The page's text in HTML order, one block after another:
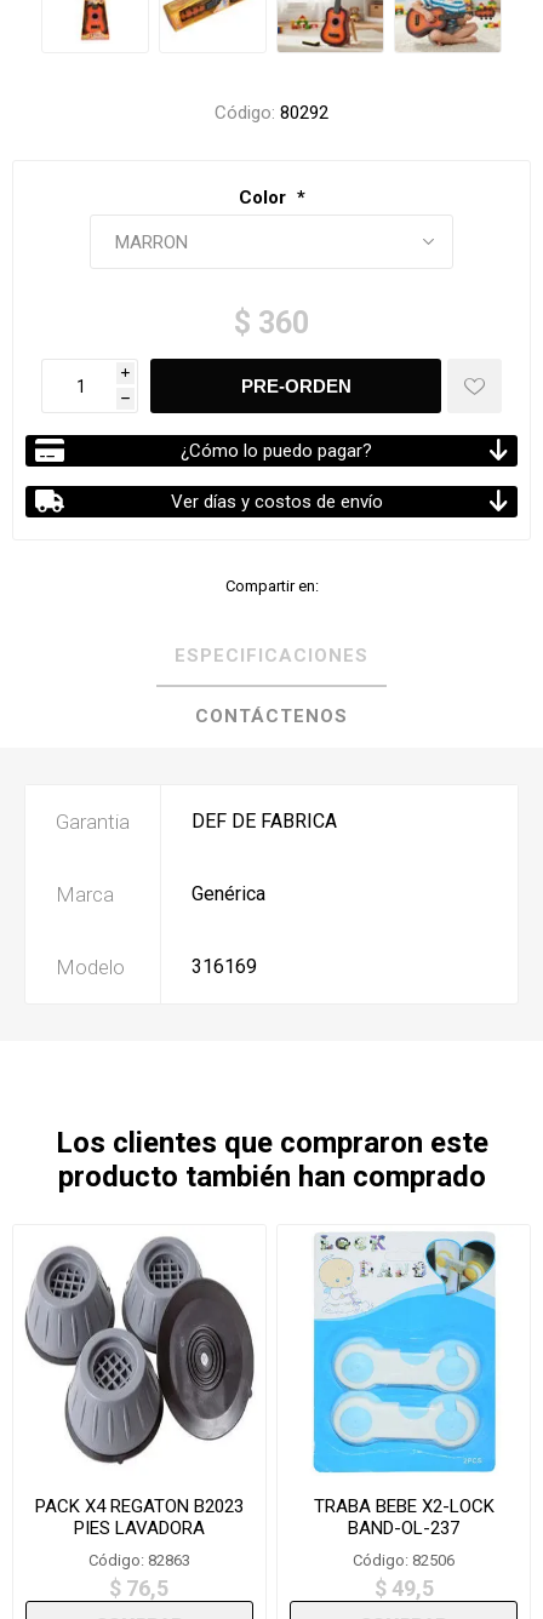
Código: 80292
Color *
$ 360
i
h
¿Cómo lo puedo pagar?
Ver días y costos de envío
Compartir en:
ESPECIFICACIONES
CONTÁCTENOS
Garantia DEF DE FABRICA
Marca Genérica
Modelo 316169
Los clientes que compraron este
producto también han comprado
PACK X4 REGATON B2023
PIES LAVADORA
Código: 82863
$ 76,5
TRABA BEBE X2-LOCK
BAND-OL-237
Código: 82506
$ 49,5